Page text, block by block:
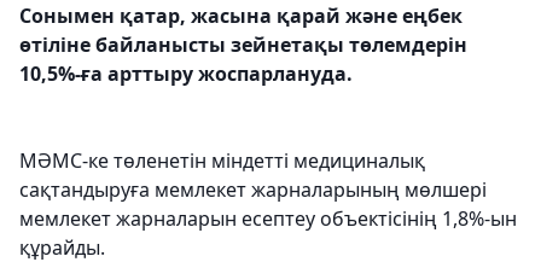
Сонымен қатар, жасына қарай және еңбек
өтіліне байланысты зейнетақы төлемдерін
10,5%-ға арттыру жоспарлануда.
МӘМС-ке төленетін міндетті медициналық
сақтандыруға мемлекет жарналарының мөлшері
мемлекет жарналарын есептеу объектісінің 1,8%-ын
құрайды.